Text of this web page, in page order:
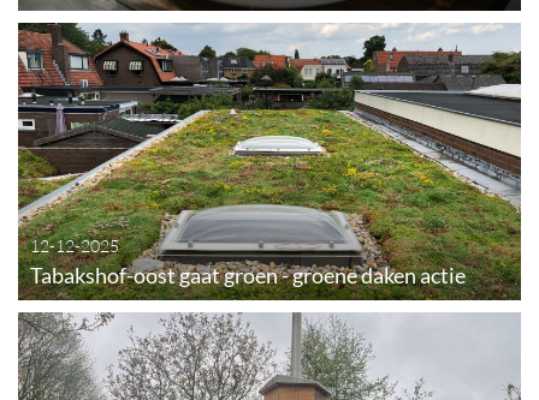
12-12-2025
Tabakshof-oost gaat groen - groene daken actie